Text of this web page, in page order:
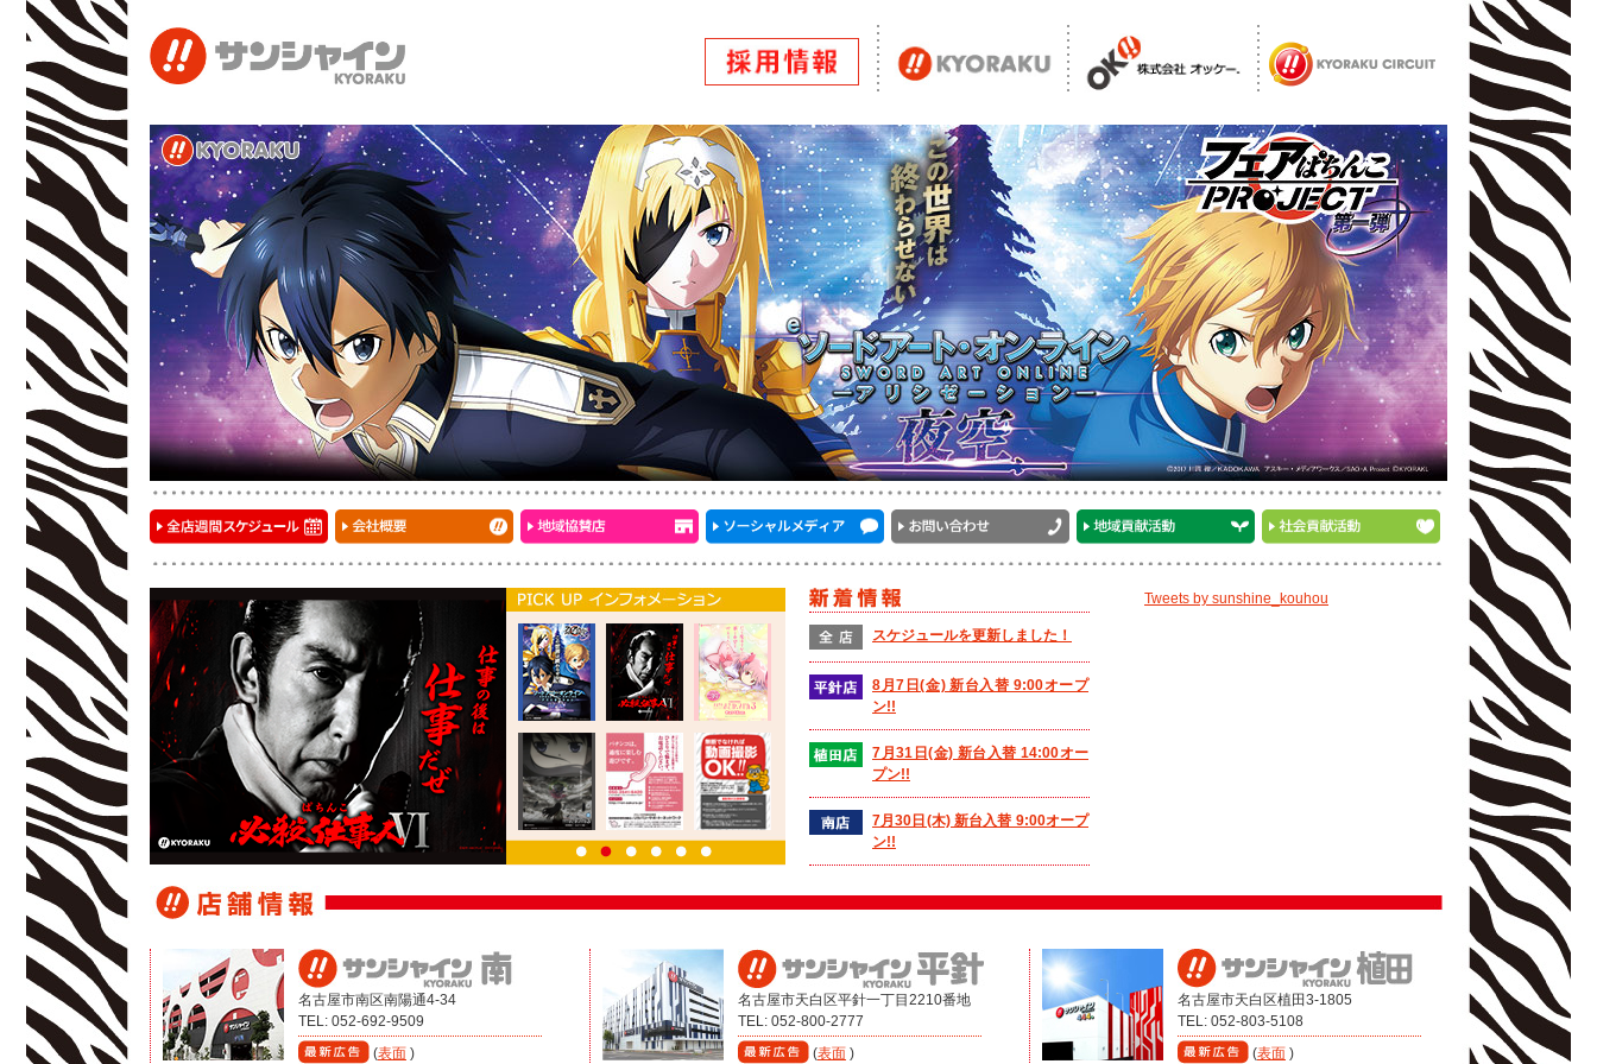
名古屋市南区南陽通4-34
TEL: 052-692-9509
(表面 )
名古屋市天白区平針一丁目2210番地
TEL: 052-800-2777
(表面 )
名古屋市天白区植田3-1805
TEL: 052-803-5108
(表面 )
スケジュールを更新しました！
8月7日(金) 新台入替 9:00オープ
ン!!
7月31日(金) 新台入替 14:00オー
プン!!
7月30日(木) 新台入替 9:00オープ
ン!!
eソードアート・オンライン アリ
7/29(水)先行導入開始
1ぱちリクエスト台総選挙＆スロ
お客様からリクエスト頂いた機種
Tweets by sunshine_kouhou